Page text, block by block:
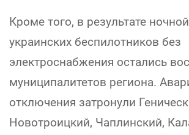
Кроме того, в результате
украинских беспилотников без
электроснабжения остались
муниципалитетов региона.
отключения затронули
Новотроицкий, Чаплинский,